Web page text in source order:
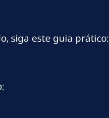
siga este guia prático: